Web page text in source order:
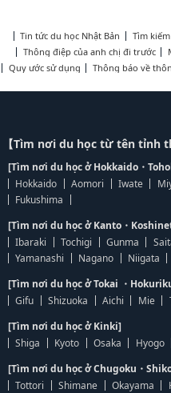
Tin tức du học Nhật Bản Tìm
Thông điệp của anh chị đi trước
Quy ước sử dụng
Thông báo về
【Tìm nơi du học từ tên tỉnh
[Tìm nơi du học ở Hokkaido・
Hokkaido
Aomori Iwate
Fukushima
[Tìm nơi du học ở Kanto・
Ibaraki
Tochigi Gunma
Yamanashi
Nagano
Niigata
[Tìm nơi du học ở Tokai ・
Gifu
Shizuoka Aichi Mie
[Tìm nơi du học ở Kinki]
Shiga
Kyoto Osaka Hyogo
[Tìm nơi du học ở Chugoku・
Tottori
Shimane Okayama